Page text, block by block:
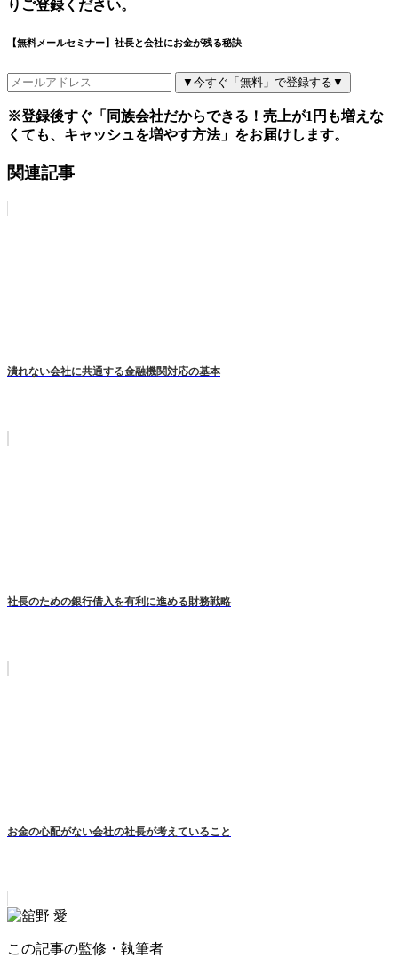
りご登録ください。
【無料メールセミナー】社長と会社にお金が残る秘訣
▼今すぐ「無料」で登録する▼
※登録後すぐ「同族会社だからできる！売上が1円も増えな
くても、キャッシュを増やす方法」をお届けします。
関連記事
潰れない会社に共通する金融機関対応の基本
社長のための銀行借入を有利に進める財務戦略
お金の心配がない会社の社長が考えていること
この記事の監修・執筆者